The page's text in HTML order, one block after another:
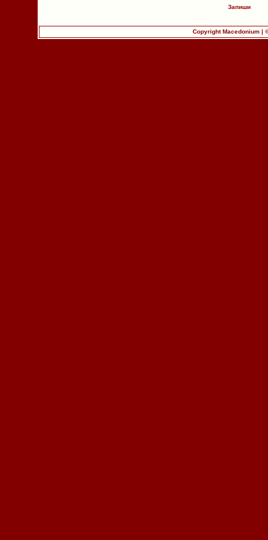
Запиши
Copyright Macedonium |